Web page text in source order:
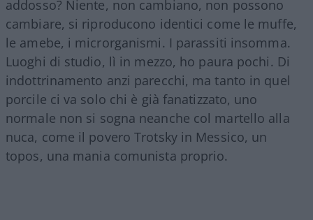
addosso? Niente, non cambiano, non possono
cambiare, si riproducono identici come le muffe,
le amebe, i microrganismi. I parassiti insomma.
Luoghi di studio, lì in mezzo, ho paura pochi. Di
indottrinamento anzi parecchi, ma tanto in quel
porcile ci va solo chi è già fanatizzato, uno
normale non si sogna neanche col martello alla
nuca, come il povero Trotsky in Messico, un
topos, una mania comunista proprio.